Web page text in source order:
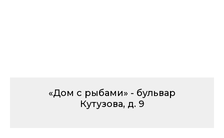
«Дом с рыбами» - бульвар
Кутузова, д. 9